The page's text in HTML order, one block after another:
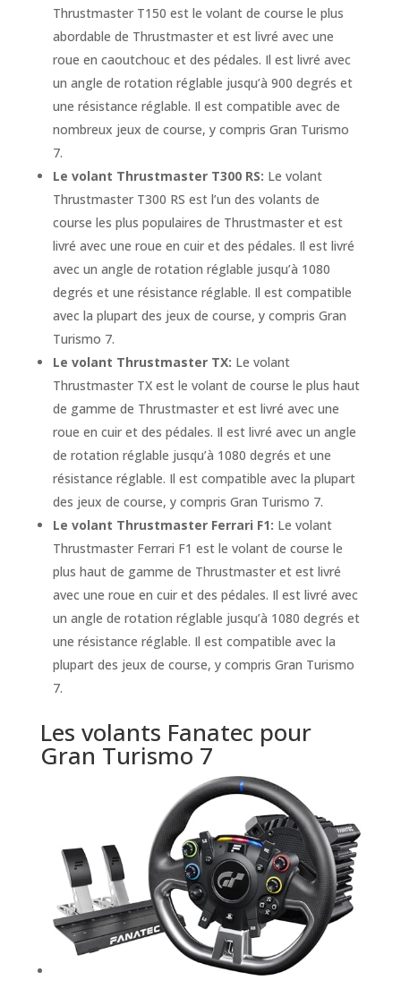
Thrustmaster T150 est le volant de course le plus
abordable de Thrustmaster et est livré avec une
roue en caoutchouc et des pédales. Il est livré avec
un angle de rotation réglable jusqu’à 900 degrés et
une résistance réglable. Il est compatible avec de
nombreux jeux de course, y compris Gran Turismo
7.
Le volant Thrustmaster T300 RS: Le volant
Thrustmaster T300 RS est l’un des volants de
course les plus populaires de Thrustmaster et est
livré avec une roue en cuir et des pédales. Il est livré
avec un angle de rotation réglable jusqu’à 1080
degrés et une résistance réglable. Il est compatible
avec la plupart des jeux de course, y compris Gran
Turismo 7.
Le volant Thrustmaster TX: Le volant
Thrustmaster TX est le volant de course le plus haut
de gamme de Thrustmaster et est livré avec une
roue en cuir et des pédales. Il est livré avec un angle
de rotation réglable jusqu’à 1080 degrés et une
résistance réglable. Il est compatible avec la plupart
des jeux de course, y compris Gran Turismo 7.
Le volant Thrustmaster Ferrari F1: Le volant
Thrustmaster Ferrari F1 est le volant de course le
plus haut de gamme de Thrustmaster et est livré
avec une roue en cuir et des pédales. Il est livré avec
un angle de rotation réglable jusqu’à 1080 degrés et
une résistance réglable. Il est compatible avec la
plupart des jeux de course, y compris Gran Turismo
7.
Les volants Fanatec pour
Gran Turismo 7